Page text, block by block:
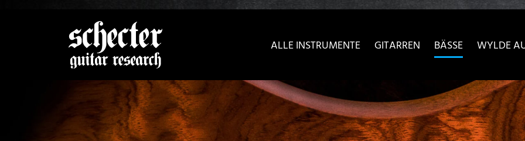
Zeige besser passende Version dieser SeiteDiese Meldung nicht
ALLE INSTRUMENTE GITARREN BÄSSE WYLDE